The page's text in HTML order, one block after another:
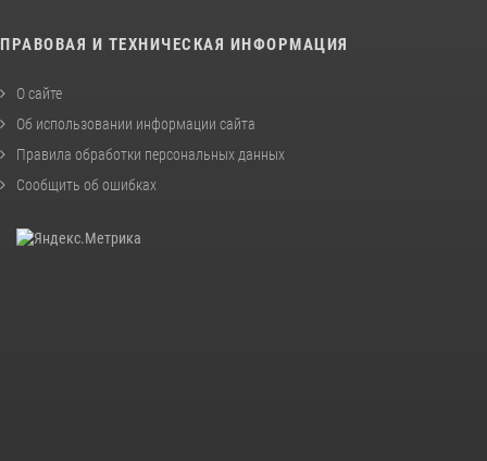
ПРАВОВАЯ И ТЕХНИЧЕСКАЯ ИНФОРМАЦИЯ
О сайте
Об использовании информации сайта
Правила обработки персональных данных
Сообщить об ошибках